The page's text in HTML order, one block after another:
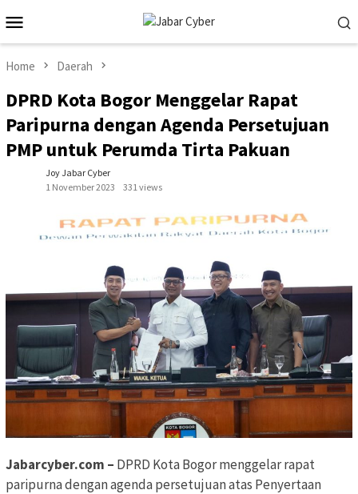
to
contentMenu
Home Daerah
DPRD Kota Bogor Menggelar Rapat
Paripurna dengan Agenda Persetujuan
PMP untuk Perumda Tirta Pakuan
Joy Jabar Cyber
1 November 2023
331 views
Jabarcyber.com – DPRD Kota Bogor menggelar rapat
paripurna dengan agenda persetujuan atas Penyertaan